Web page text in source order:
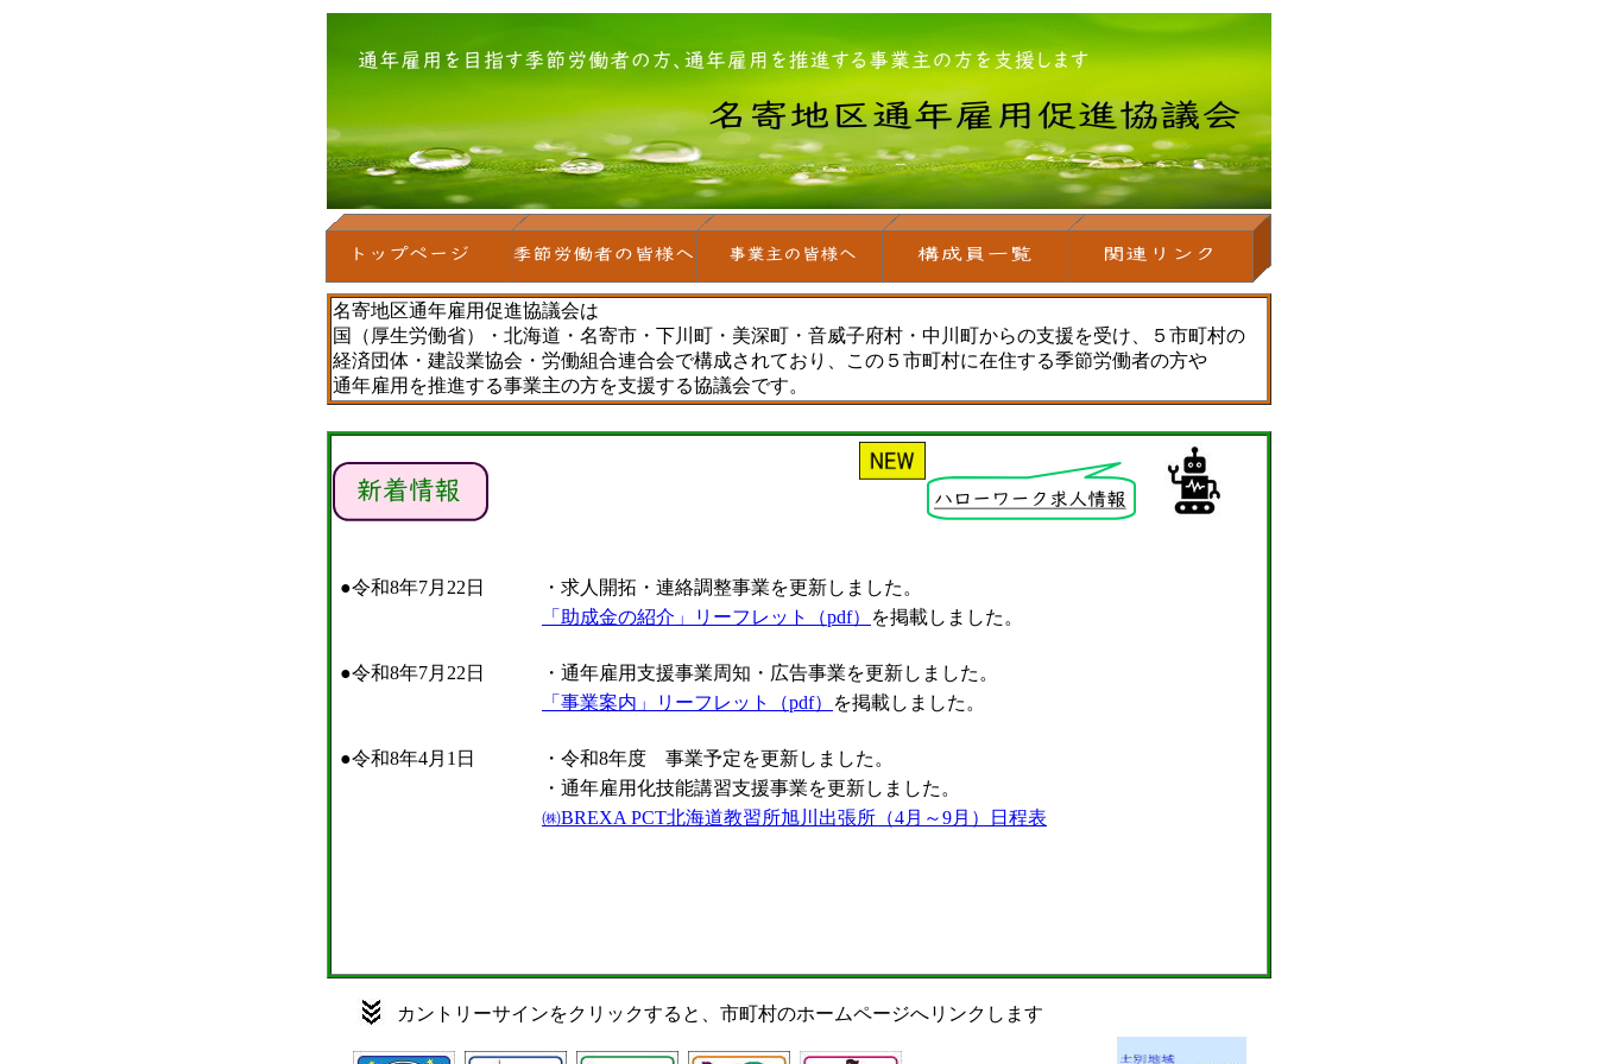
名寄地区通年雇用促進協議会は
国（厚生労働省）・北海道・名寄市・下川町・美深町・音威子府村・中川町からの支援を受け、５市町村の
経済団体・建設業協会・労働組合連合会で構成されており、この５市町村に在住する季節労働者の方や
通年雇用を推進する事業主の方を支援する協議会です。
カントリーサインをクリックすると、市町村のホームページへリンクします